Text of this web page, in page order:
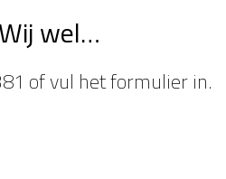
wel…
of vul het formulier in.